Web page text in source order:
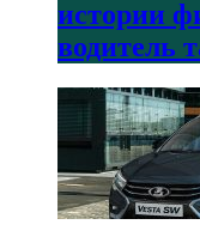
истории
водитель